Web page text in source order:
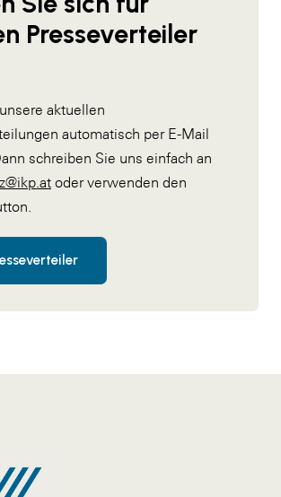
Presseverteiler
aktuellen
automatisch per E-Mail
schreiben Sie uns einfach an
oder verwenden den